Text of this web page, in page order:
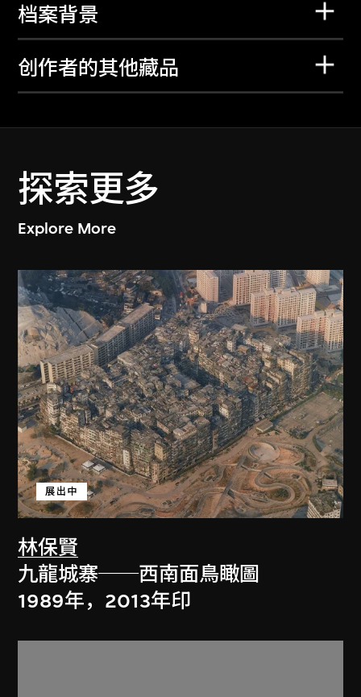
档案背景
创作者的其他藏品
探索更多
Explore More
林保賢
展出中
九龍城寨──西南面鳥瞰圖
1989年，2013年印